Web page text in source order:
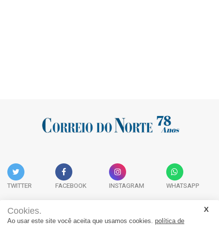
TWITTER FACEBOOK INSTAGRAM WHATSAPP
Cookies.
Ao usar este site você aceita que usamos cookies. política de